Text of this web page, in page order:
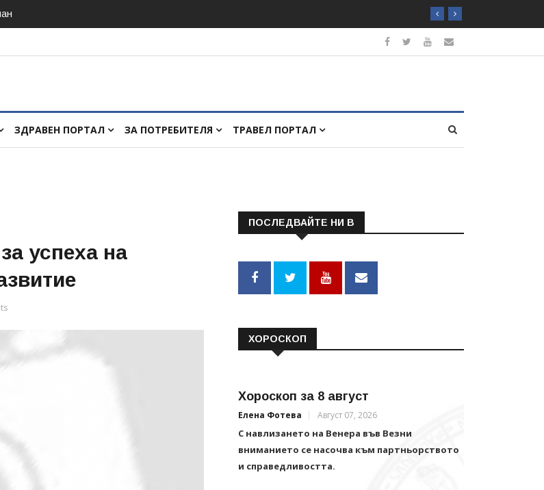
ЗДРАВЕН ПОРТАЛ ЗА ПОТРЕБИТЕЛЯ ТРАВЕЛ ПОРТАЛ
успеха на
ПОСЛЕДВАЙТЕ НИ В
ХОРОСКОП
Хороскоп за 8 август
Елена Фотева Август 07, 2026
С навлизането на Венера във Везни
вниманието се насочва към партньорството
и справедливостта.